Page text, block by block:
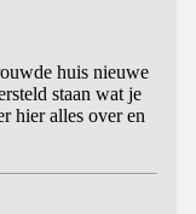
huis nieuwe
staan wat je
hier alles over en